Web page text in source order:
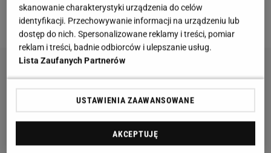
fot. BYTOM
skanowanie charakterystyki urządzenia do celów
identyfikacji. Przechowywanie informacji na urządzeniu lub
dostęp do nich. Spersonalizowane reklamy i treści, pomiar
reklam i treści, badnie odbiorców i ulepszanie usług.
Lista Zaufanych Partnerów
USTAWIENIA ZAAWANSOWANE
AKCEPTUJĘ